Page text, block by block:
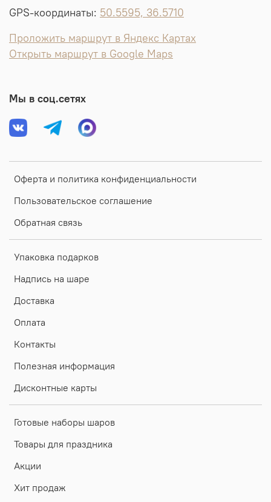
Оферта и политика конфиденциальности
Пользовательское соглашение
Обратная связь
Упаковка подарков
Надпись на шаре
Доставка
Оплата
Контакты
Полезная информация
Дисконтные карты
Готовые наборы шаров
Товары для праздника
Акции
Хит продаж
GPS-координаты: 50.5595, 36.5710
Проложить маршрут в Яндекс Картах
Открыть маршрут в Google Maps
Мы в соц.сетях